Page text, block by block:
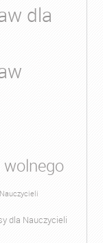
dla
dla Nauczycieli